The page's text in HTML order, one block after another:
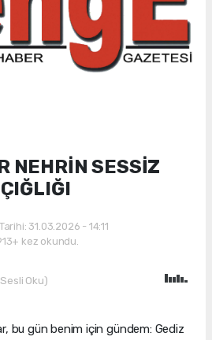
NEHRİN SESSİZ
ÇIĞLIĞI
31.03.2026 - 14:11
kez okundu.
Oku)
bu gün benim için gündem: Gediz